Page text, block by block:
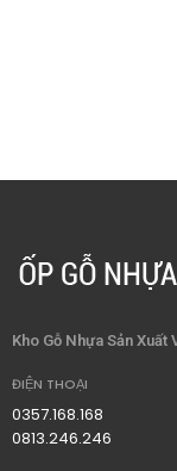
Kho Gỗ Nhựa Sản Xuất
ĐIỆN THOẠI
0357.168.168
0813.246.246